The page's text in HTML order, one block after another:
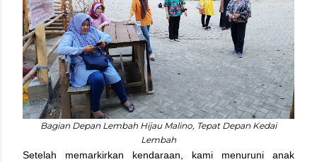
Bagian Depan Lembah Hijau Malino, Tepat Depan Kedai
Lembah
Setelah memarkirkan kendaraan, kami menuruni anak